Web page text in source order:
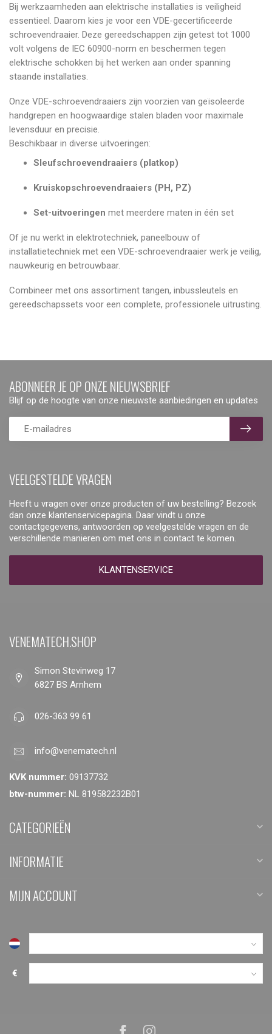
Bij werkzaamheden aan elektrische installaties is veiligheid
essentieel. Daarom kies je voor een VDE-gecertificeerde
schroevendraaier. Deze gereedschappen zijn getest tot 1000
volt volgens de IEC 60900-norm en beschermen tegen
elektrische schokken bij het werken aan onder spanning
staande installaties.
Onze VDE-schroevendraaiers zijn voorzien van geïsoleerde
handgrepen en hoogwaardige stalen bladen voor maximale
levensduur en precisie.
Beschikbaar in diverse uitvoeringen:
Sleufschroevendraaiers (platkop)
Kruiskopschroevendraaiers (PH, PZ)
Set-uitvoeringen met meerdere maten in één set
Of je nu werkt in elektrotechniek, paneelbouw of
installatietechniek met een VDE-schroevendraaier werk je veilig,
nauwkeurig en betrouwbaar.
Combineer met ons assortiment tangen, inbussleutels en
gereedschapssets voor een complete, professionele uitrusting.
VEELGESTELDE VRAGEN
Heeft u vragen over onze producten of uw bestelling? Bezoek
dan onze klantenservicepagina. Daar vindt u onze
contactgegevens, antwoorden op veelgestelde vragen en de
verschillende manieren om met ons in contact te komen.
KLANTENSERVICE
ABONNEER JE OP ONZE NIEUWSBRIEF
Blijf op de hoogte van onze nieuwste aanbiedingen en updates
VENEMATECH.SHOP
Simon Stevinweg 17
6827 BS Arnhem
026-363 99 61
info@venematech.nl
KVK nummer: 09137732
btw-nummer: NL 819582232B01
CATEGORIEËN
INFORMATIE
MIJN ACCOUNT
€